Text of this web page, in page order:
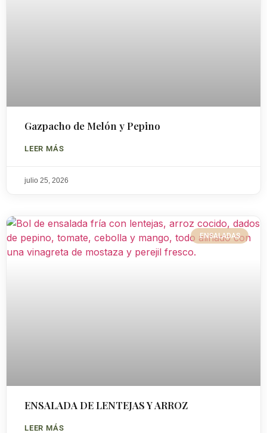
Gazpacho de Melón y Pepino
LEER MÁS
julio 25, 2026
ENSALADAS
ENSALADA DE LENTEJAS Y ARROZ
LEER MÁS